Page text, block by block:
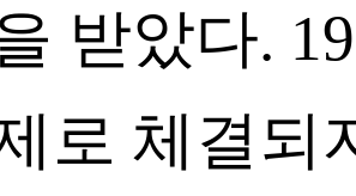
받았다.
로 체결되